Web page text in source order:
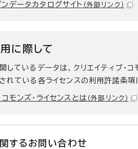
データカタログサイト （外部リンク）
に際して
しているデータは、クリエイティブ・
れている各ライセンスの利用許諾条項
コモンズ・ライセンスとは （外部リンク）
する お問い合わせ